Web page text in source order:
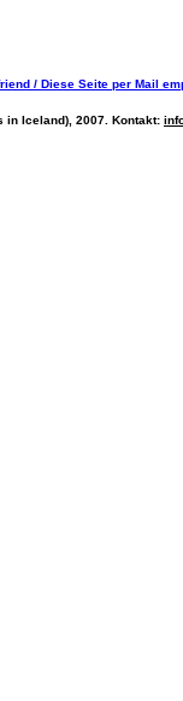
in Iceland), 2007. Kontakt: